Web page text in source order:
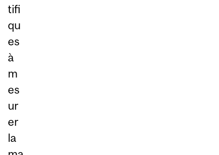
tifi
qu
es
à
m
es
ur
er
la